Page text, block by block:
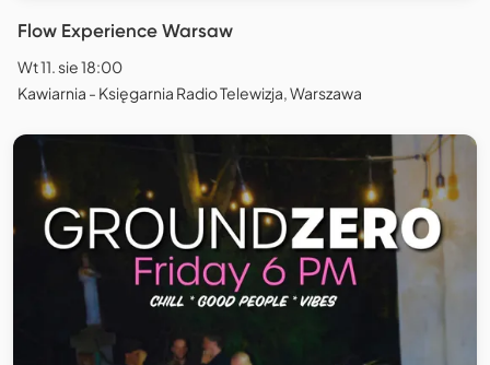
Flow Experience Warsaw
Wt 11. sie 18:00
Kawiarnia - Księgarnia Radio Telewizja, Warszawa